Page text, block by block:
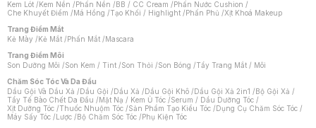
Kem Lót /Kem Nền /Phấn Nền /BB / CC Cream /Phấn Nước Cushion /
Che Khuyết Điểm /Má Hồng /Tạo Khối / Highlight /Phấn Phủ /Xịt Khoá Makeup
Trang Điểm Mắt
Kẻ Mày /Kẻ Mắt /Phấn Mắt /Mascara
Trang Điểm Môi
Son Dưỡng Môi /Son Kem / Tint /Son Thỏi /Son Bóng /Tẩy Trang Mắt / Môi
Chăm Sóc Tóc Và Da Đầu
Dầu Gội Và Dầu Xả /Dầu Gội /Dầu Xả /Dầu Gội Khô /Dầu Gội Xả 2in1 /Bộ Gội Xả /
Tẩy Tế Bào Chết Da Đầu /Mặt Nạ / Kem Ủ Tóc /Serum / Dầu Dưỡng Tóc /
Xịt Dưỡng Tóc /Thuốc Nhuộm Tóc /Sản Phẩm Tạo Kiểu Tóc /Dụng Cụ Chăm Sóc Tóc /
Máy Sấy Tóc /Lược /Bộ Chăm Sóc Tóc /Phụ Kiện Tóc